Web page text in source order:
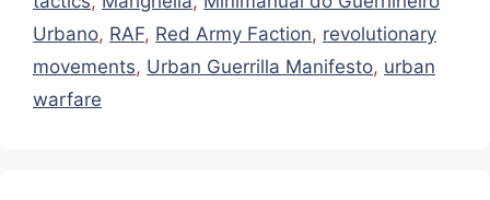
Urbano, RAF, Red Army Faction, revolutionary
movements, Urban Guerrilla Manifesto, urban
warfare